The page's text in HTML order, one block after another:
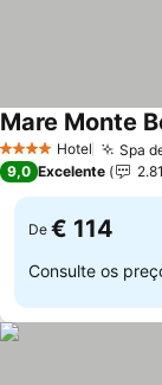
4 EstrelasHotel Spa
Mare Monte
9,0 Excelente
De € 114
Consulte os